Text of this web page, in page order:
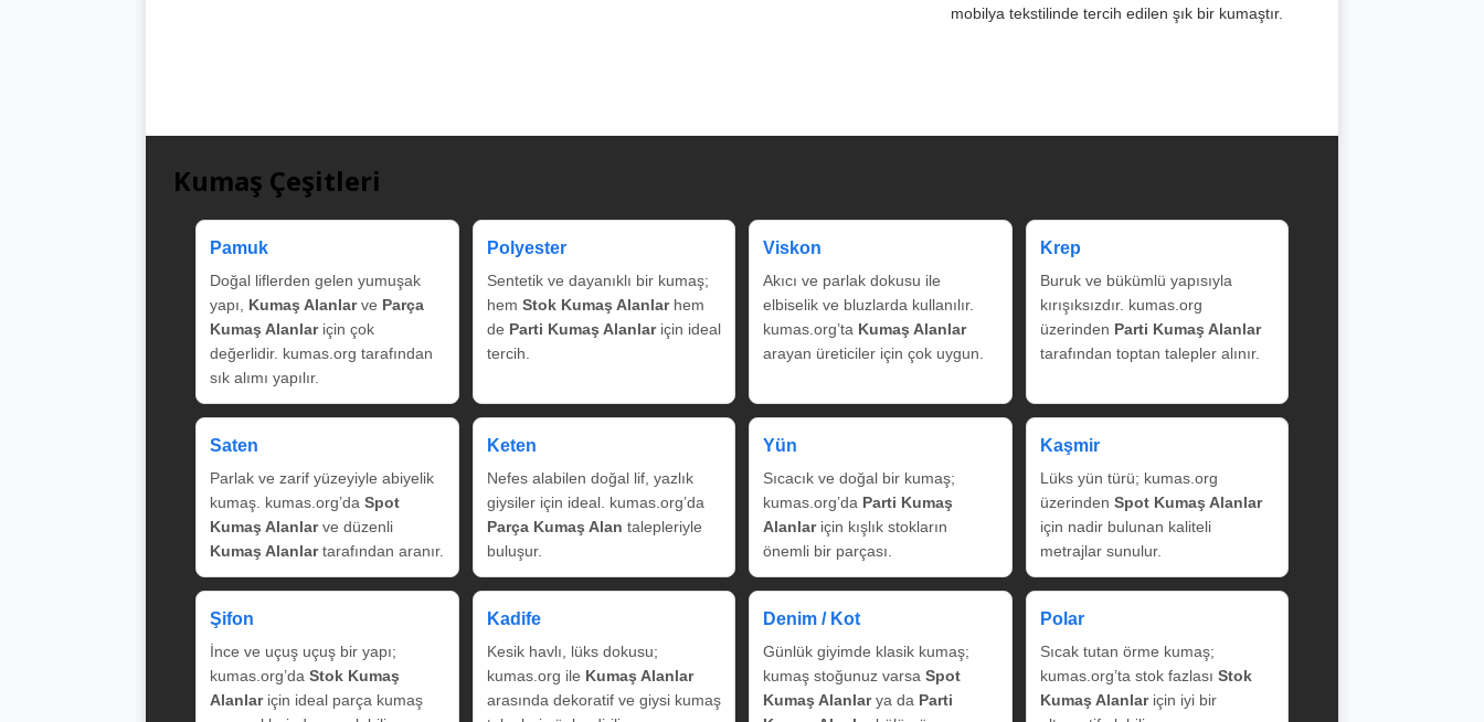
mobilya tekstilinde tercih edilen şık bir kumaştır.
Kumaş Çeşitleri
Pamuk
Doğal liflerden gelen yumuşak
yapı, Kumaş Alanlarve Parça
Kumaş Alanlariçin çok
değerlidir. kumas.org tarafından
sık alımı yapılır.
Polyester
Sentetik ve dayanıklı bir kumaş;
hem Stok Kumaş Alanlarhem
de Parti Kumaş Alanlariçin ideal
tercih.
Viskon
Akıcı ve parlak dokusu ile
elbiselik ve bluzlarda kullanılır.
kumas.org’ta Kumaş Alanlar
arayan üreticiler için çok uygun.
Krep
Buruk ve bükümlü yapısıyla
kırışıksızdır. kumas.org
üzerinden Parti Kumaş Alanlar
tarafından toptan talepler alınır.
Saten
Parlak ve zarif yüzeyiyle abiyelik
kumaş. kumas.org’da Spot
Kumaş Alanlarve düzenli
Kumaş Alanlartarafından aranır.
Keten
Nefes alabilen doğal lif, yazlık
giysiler için ideal. kumas.org’da
Parça Kumaş Alan talepleriyle
buluşur.
Yün
Sıcacık ve doğal bir kumaş;
kumas.org’da Parti Kumaş
Alanlariçin kışlık stokların
önemli bir parçası.
Kaşmir
Lüks yün türü; kumas.org
üzerinden Spot Kumaş Alanlar
için nadir bulunan kaliteli
metrajlar sunulur.
Şifon
İnce ve uçuş uçuş bir yapı;
kumas.org’da Stok Kumaş
Alanlariçin ideal parça kumaş
Kadife
Kesik havlı, lüks dokusu;
kumas.org ile Kumaş Alanlar
arasında dekoratif ve giysi kumaş
Denim / Kot
Günlük giyimde klasik kumaş;
kumaş stoğunuz varsa Spot
Kumaş Alanlarya da Parti
Polar
Sıcak tutan örme kumaş;
kumas.org’ta stok fazlası Stok
Kumaş Alanlariçin iyi bir